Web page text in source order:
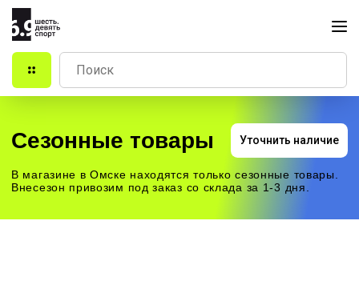
Сезонные товары
В магазине в Омске находятся только сезонные товары.
Внесезон привозим под заказ со склада за 1-3 дня.